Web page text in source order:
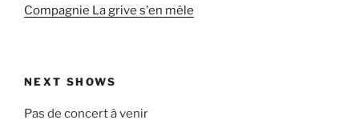
Compagnie La grive s'en mêle
NEXT SHOWS
Pas de concert à venir